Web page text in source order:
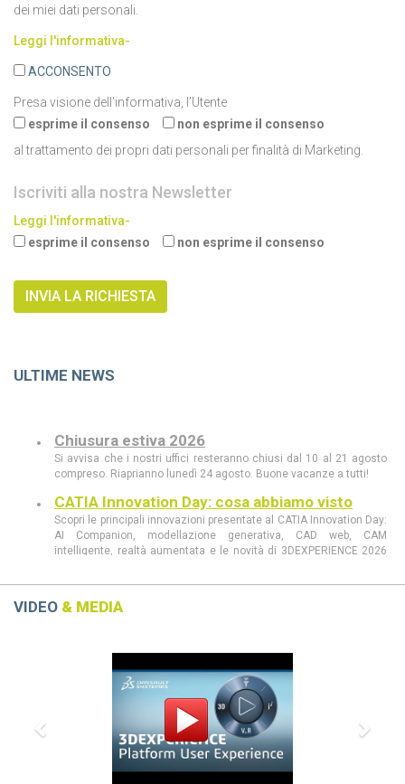
dei miei dati personali.
Leggi l'informativa-
ACCONSENTO
Presa visione dell'informativa, l’Utente
esprime il consenso
non esprime il consenso
al trattamento dei propri dati personali per finalità di Marketing.
Iscriviti alla nostra Newsletter
Leggi l'informativa-
esprime il consenso
non esprime il consenso
ULTIME NEWS
Si avvisa che i nostri uffici resteranno chiusi dal 10 al 21 agosto
compreso. Riaprianno lunedì 24 agosto. Buone vacanze a tutti!
CATIA Innovation Day: cosa abbiamo visto
Scopri le principali innovazioni presentate al CATIA Innovation Day:
AI Companion, modellazione generativa, CAD web, CAM
intelligente, realtà aumentata e le novità di 3DEXPERIENCE 2026
FD03.
MBSE stanno rivoluzionando progettazione e sviluppo prodotto.
CATIA R2026 vs CATIA R2025: tutte le
differenze che devi conoscere
scopri le differenze tra CATIA R2026 e CATIA R2025
Dassault Systèmes, Apple e NVIDIA: una
partnership strategica
La collaborazione tra Dassault Systèmes, Apple e NVIDIA
rivoluziona la progettazione con AI e tecnologie immersive.
VIDEO & MEDIA